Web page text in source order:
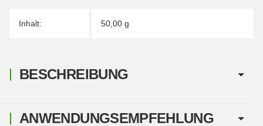
Inhalt: 50,00 g
BESCHREIBUNG
ANWENDUNGSEMPFEHLUNG